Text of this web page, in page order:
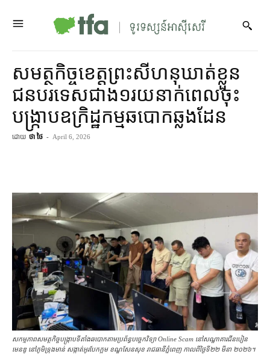
សមត្ថកិច្ច​ខេត្ត​ព្រះសីហនុ​ឃាត់ខ្លួន​
ជនបរទេស​ជាង​១​រយ​នាក់​ពេល​ចុះ​
បង្ក្រាប​ឧក្រិដ្ឋកម្ម​ឆបោក​ឆ្លងដែន
ដោយ ថា ថៃ - April 6, 2026
សកម្មភាពសមត្ថកិច្ចបង្ក្រាបទីតាំងឆបោកតាមប្រព័ន្ធបច្ចេកវិទ្យា Online Scam នៅសណ្ឋាគារជីនបៀន
មេនឌូ នៅភូមិទ្រុងមាន់ សង្កាត់អូរបែកក្អម ខណ្ឌសែនសុខ រាជធានីភ្នំពេញ កាលពីថ្ងៃទី២២ មីនា ២០២៦។